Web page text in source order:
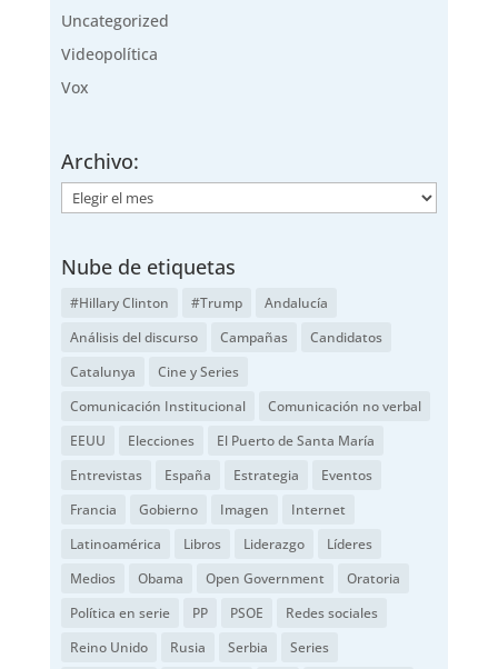
Uncategorized
Videopolítica
Vox
Archivo:
Archivo:
Nube de etiquetas
#Hillary Clinton #Trump
Andalucía
Análisis del discurso
Campañas
Candidatos
Catalunya
Cine y Series
Comunicación Institucional
Comunicación no verbal
EEUU
Elecciones
El Puerto de Santa María
Entrevistas
España Estrategia
Eventos
Francia
Gobierno Imagen
Internet
Latinoamérica
Libros Liderazgo
Líderes
Medios
Obama Open Government
Oratoria
Política en serie
PP PSOE
Redes sociales
Reino Unido
Rusia Serbia
Series